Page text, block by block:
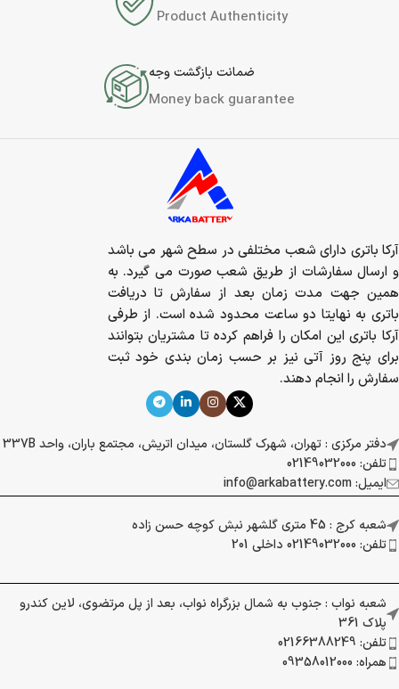
Product Authenticity
ضمانت بازگشت وجه
Money back guarantee
آرکا باتری دارای شعب مختلفی در سطح شهر می باشد
و ارسال سفارشات از طریق شعب صورت می گیرد. به
همین جهت مدت زمان بعد از سفارش تا دریافت
باتری به نهایتا دو ساعت محدود شده است. از طرفی
آرکا باتری این امکان را فراهم کرده تا مشتریان بتوانند
برای پنج روز آتی نیز بر حسب زمان بندی خود ثبت
سفارش را انجام دهند.
دفتر مرکزی : تهران، شهرک گلستان، میدان اتریش، مجتمع باران، واحد 337B
تلفن: 02149032000
ایمیل: info@arkabattery.com
شعبه کرج : 45 متری گلشهر نبش کوچه حسن زاده
تلفن: 02149032000 داخلی 201
شعبه نواب : جنوب به شمال بزرگراه نواب، بعد از پل مرتضوی، لاین کندرو
پلاک 361
تلفن: 02166388249
همراه: 09358012000